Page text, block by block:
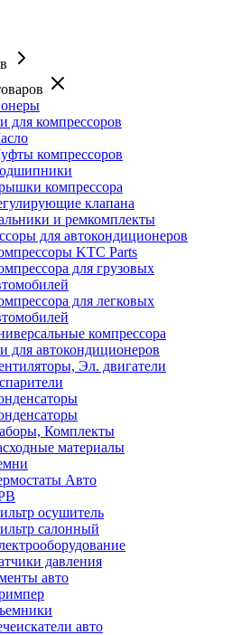
для компрессоров
компрессоров
компрессора
клапана
и ремкомплекты
для автокондиционеров
KTC Parts
для грузовых
для легковых
компрессора
для автокондиционеров
Эл. двигатели
Комплекты
материалы
Авто
осушитель
салонный
давления
авто
авто